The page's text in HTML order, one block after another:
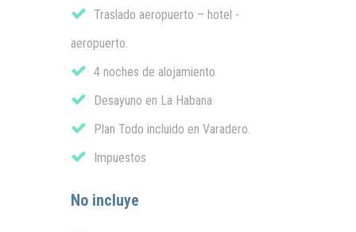
Traslado aeropuerto – hotel -
aeropuerto.
4 noches de alojamiento
Desayuno en La Habana
Plan Todo incluido en Varadero.
Impuestos
No incluye